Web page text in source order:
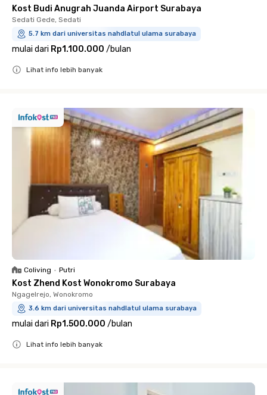
Kost Budi Anugrah Juanda Airport Surabaya
Sedati Gede, Sedati
5.7 km dari universitas nahdlatul ulama surabaya
mulai dari Rp1.100.000 /bulan
Lihat info lebih banyak
Coliving • Putri
Kost Zhend Kost Wonokromo Surabaya
Ngagelrejo, Wonokromo
3.6 km dari universitas nahdlatul ulama surabaya
mulai dari Rp1.500.000 /bulan
Lihat info lebih banyak